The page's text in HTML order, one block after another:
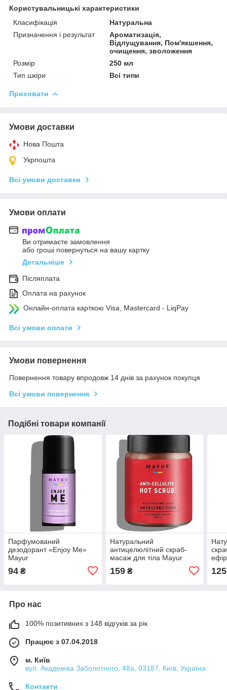
Користувальницькі характеристики
Класифікація
Натуральна
Призначення і результат
Ароматизація,
Відлущування, Пом'якшення,
очищення, зволоження
Розмір
250 мл
Тип шкіри
Всі типи
Приховати
Умови доставки
Нова Пошта
Укрпошта
Всі умови доставки
Умови оплати
Ви отримаєте замовлення
або гроші повернуться на вашу картку
Детальніше
Післяплата
Оплата на рахунок
Онлайн-оплата карткою Visa, Mastercard - LiqPay
Всі умови оплати
Умови повернення
Повернення товару впродовж 14 днів за рахунок покупця
Всі умови повернення
Подібні товари компанії
Парфумований
дезодорант «Enjoy Me»
Mayur
94 ₴
Натуральний
антицелюлітний скраб-
масаж для тіла Mayur
159₴ 125
Про нас
100% позитивних з 148 відгуків за рік
Працює з 07.04.2018
м. Київ
вул. Академіка Заболотного, 48а, 03187, Київ, Україна
Контакти